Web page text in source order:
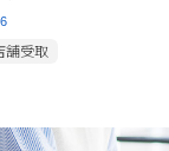
舗受取